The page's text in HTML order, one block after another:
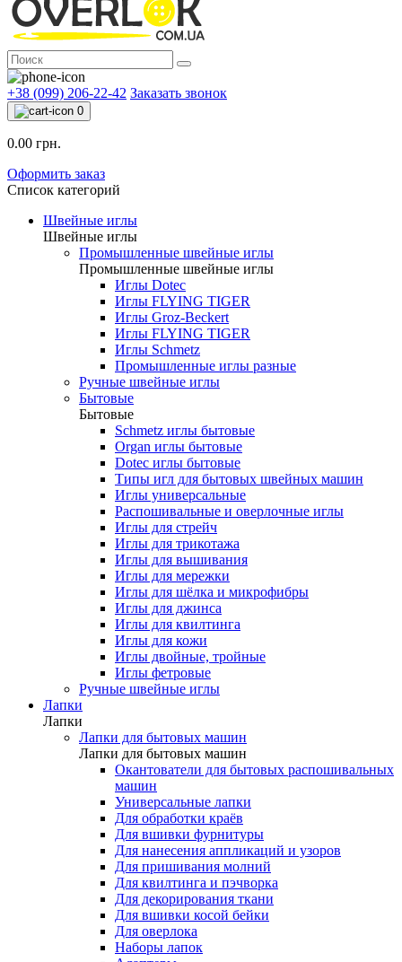
+38 (099) 206-22-42 Заказать звонок
0
0.00 грн.
Оформить заказ
Список категорий
Швейные иглы
Швейные иглы
Промышленные швейные иглы
Промышленные швейные иглы
Иглы Dotec
Иглы FLYING TIGER
Иглы Groz-Beckert
Иглы FLYING TIGER
Иглы Schmetz
Промышленные иглы разные
Ручные швейные иглы
Бытовые
Бытовые
Schmetz иглы бытовые
Organ иглы бытовые
Dotec иглы бытовые
Типы игл для бытовых швейных машин
Иглы универсальные
Распошивальные и оверлочные иглы
Иглы для стрейч
Иглы для трикотажа
Иглы для вышивания
Иглы для мережки
Иглы для шёлка и микрофибры
Иглы для джинса
Иглы для квилтинга
Иглы для кожи
Иглы двойные, тройные
Иглы фетровые
Ручные швейные иглы
Лапки
Лапки
Лапки для бытовых машин
Лапки для бытовых машин
Окантователи для бытовых распошивальных
машин
Универсальные лапки
Для обработки краёв
Для вшивки фурнитуры
Для нанесения аппликаций и узоров
Для пришивания молний
Для квилтинга и пэчворка
Для декорирования ткани
Для вшивки косой бейки
Для оверлока
Наборы лапок